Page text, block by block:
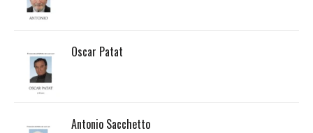
Oscar Patat
Antonio Sacchetto